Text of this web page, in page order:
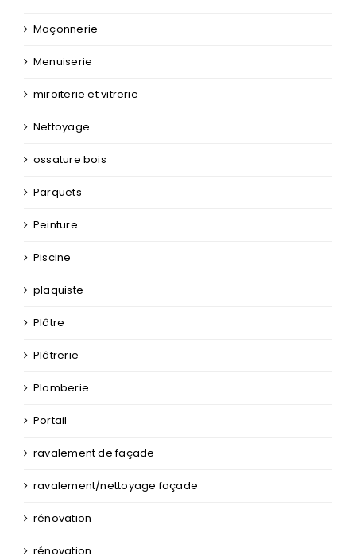
Maçonnerie
Menuiserie
miroiterie et vitrerie
Nettoyage
ossature bois
Parquets
Peinture
Piscine
plaquiste
Plâtre
Plâtrerie
Plomberie
Portail
ravalement de façade
ravalement/nettoyage façade
rénovation
rénovation